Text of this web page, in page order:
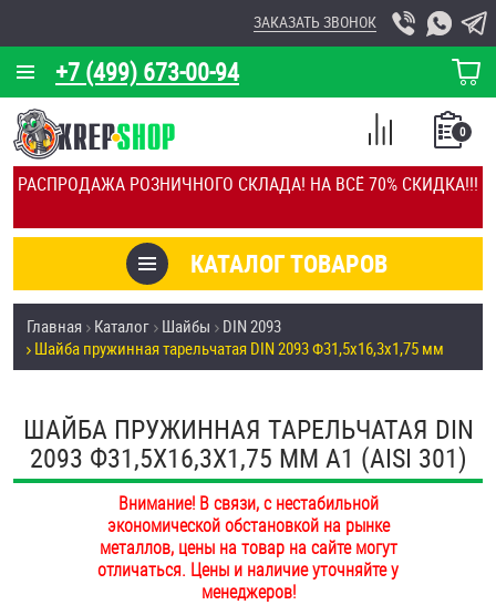
РАСПРОДАЖА РОЗНИЧНОГО СКЛАДА! НА ВСЁ 70% СКИДКА!!!
+7 (499) 673-00-94
ЗАКАЗАТЬ ЗВОНОК
КОРЗИНА
О КОМПАНИИ
КАЛЬКУЛЯТОР
ОТЗЫВЫ
УСЛУГИ
СКИДКИ
ОПТ
ПОКУПАТЕЛЯМ
ОПЛАТА И ДОСТАВКА
НАШИ МАГАЗИНЫ
КАТАЛОГ ТОВАРОВ
0
СПИСОК
СРАВНЕНИЕ
Товары со скидкой
Анкеры
Антивандальный крепёж, инструмент
Болты и винты
Втулки
Главная Каталог Шайбы
DIN 2093
Шайба пружинная тарельчатая DIN 2093 Ф31,5х16,3х1,75 мм
ШАЙБА ПРУЖИННАЯ ТАРЕЛЬЧАТАЯ DIN
2093 Ф31,5Х16,3Х1,75 ММ А1 (AISI 301)
Внимание! В связи, с нестабильной
экономической обстановкой на рынке
металлов, цены на товар на сайте могут
отличаться. Цены и наличие уточняйте у
менеджеров!